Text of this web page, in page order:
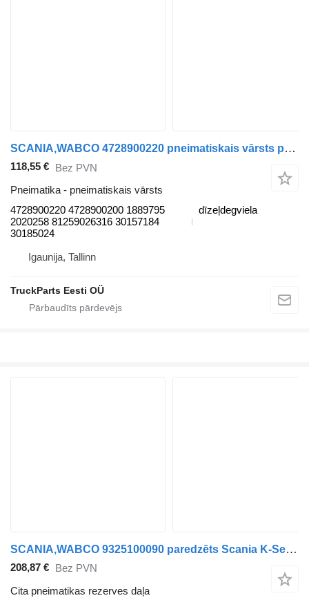
SCANIA,WABCO 4728900220 pneimatiskais vārsts paredzēts Scania L,P,G,R,S-series (2016-) vilcēja
118,55 € Bez PVN
Pneimatika - pneimatiskais vārsts
4728900220 4728900200 1889795
2020258 81259026316 30157184
30185024
dīzeļdegviela
Igaunija, Tallinn
TruckParts Eesti OÜ
SCANIA,WABCO 9325100090 paredzēts Scania K-Series (2016-) autobusa
208,87 €
Bez PVN
Cita pneimatikas rezerves daļa